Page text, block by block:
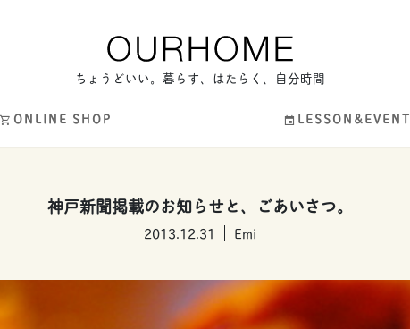
ちょうどいい。暮らす、はたらく、自分時間
ONLINE SHOP LESSON&EVENT
神戸新聞掲載のお知らせと、ごあいさつ。
2013.12.31 Emi